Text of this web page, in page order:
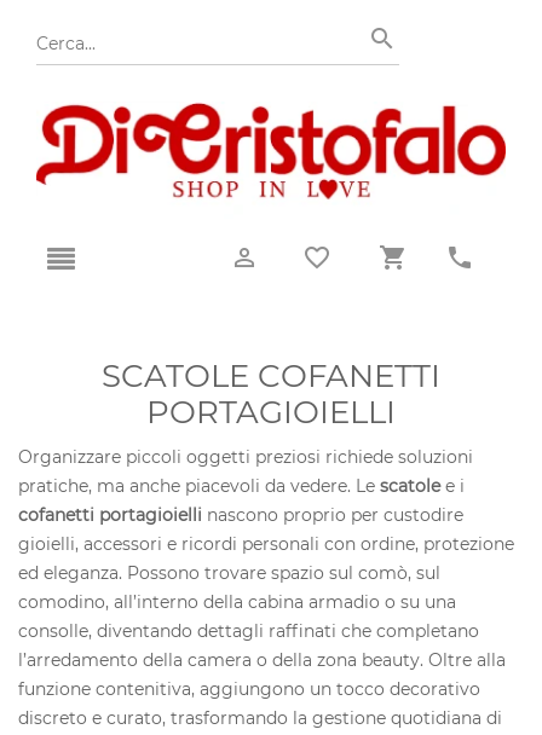
SCATOLE COFANETTI
PORTAGIOIELLI
Organizzare piccoli oggetti preziosi richiede soluzioni
pratiche, ma anche piacevoli da vedere. Le scatolee i
cofanetti portagioielli nascono proprio per custodire
gioielli, accessori e ricordi personali con ordine, protezione
ed eleganza. Possono trovare spazio sul comò, sul
comodino, all’interno della cabina armadio o su una
consolle, diventando dettagli raffinati che completano
l’arredamento della camera o della zona beauty. Oltre alla
funzione contenitiva, aggiungono un tocco decorativo
discreto e curato, trasformando la gestione quotidiana di